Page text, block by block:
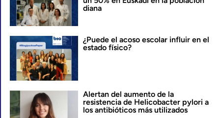
diana
¿Puede el acoso escolar influir en el
estado físico?
Alertan del aumento de la
resistencia de Helicobacter pylori a
los antibióticos más utilizados